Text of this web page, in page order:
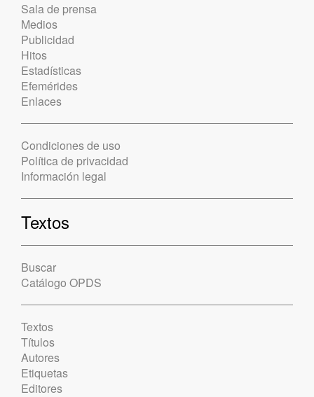
Sala de prensa
Medios
Publicidad
Hitos
Estadísticas
Efemérides
Enlaces
Condiciones de uso
Política de privacidad
Información legal
Textos
Buscar
Catálogo OPDS
Textos
Títulos
Autores
Etiquetas
Editores